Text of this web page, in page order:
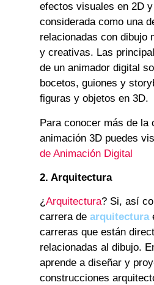
efectos visuales en 2D
considerada como una
relacionadas con dibujo
y creativas. Las
de un animador digital
bocetos, guiones y
figuras y objetos en 3D.
Para conocer más de la
animación 3D puedes
de Animación Digital
2. Arquitectura
¿Arquitectura? Si, así
carrera de arquitectura
carreras que están
relacionadas al dibujo.
aprende a diseñar y
construcciones